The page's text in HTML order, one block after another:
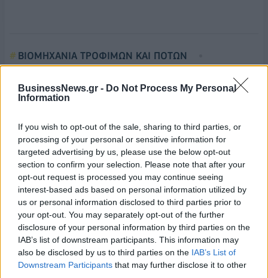
BusinessNews.gr - Do Not Process My Personal
Information
If you wish to opt-out of the sale, sharing to third parties, or
processing of your personal or sensitive information for
targeted advertising by us, please use the below opt-out
section to confirm your selection. Please note that after your
opt-out request is processed you may continue seeing
interest-based ads based on personal information utilized by
us or personal information disclosed to third parties prior to
your opt-out. You may separately opt-out of the further
disclosure of your personal information by third parties on the
IAB’s list of downstream participants. This information may
also be disclosed by us to third parties on the IAB’s List of
Downstream Participants that may further disclose it to other
ΒΙΟΜΗΧΑΝΙΑ ΤΡΟΦΙΜΩΝ ΚΑΙ ΠΟΤΩΝ